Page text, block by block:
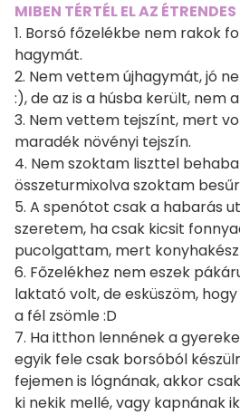
MIBEN TÉRTÉL EL AZ
1. Borsó főzelékbe nem rakok
hagymát.
2. Nem vettem újhagymát, jó
:), de az is a húsba került, nem
3. Nem vettem tejszínt, mert
maradék növényi tejszín.
4. Nem szoktam liszttel
összeturmixolva szoktam
5. A spenótot csak a habarás
szeretem, ha csak kicsit
pucolgattam, mert
6. Főzelékhez nem eszek
laktató volt, de esküszöm,
a fél zsömle :D
7. Ha itthon lennének a
egyik fele csak borsóból
fejemen is lógnának, akkor
ki nekik mellé, vagy kapnának